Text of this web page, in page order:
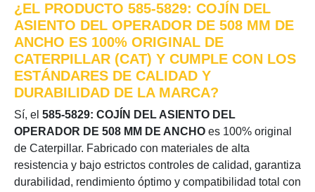
¿EL PRODUCTO 585-5829: COJÍN DEL
ASIENTO DEL OPERADOR DE 508 MM DE
ANCHO ES 100% ORIGINAL DE
CATERPILLAR (CAT) Y CUMPLE CON LOS
ESTÁNDARES DE CALIDAD Y
DURABILIDAD DE LA MARCA?
Sí, el 585-5829: COJÍN DEL ASIENTO DEL
OPERADOR DE 508 MM DE ANCHO es 100% original
de Caterpillar. Fabricado con materiales de alta
resistencia y bajo estrictos controles de calidad, garantiza
durabilidad, rendimiento óptimo y compatibilidad total con